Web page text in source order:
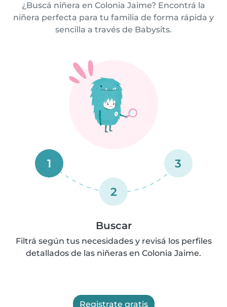
¿Buscá niñera en Colonia Jaime? Encontrá la
niñera perfecta para tu familia de forma rápida y
sencilla a través de Babysits.
1
2
3
Buscar
Filtrá según tus necesidades y revisá los perfiles
detallados de las niñeras en Colonia Jaime.
Registrate gratis